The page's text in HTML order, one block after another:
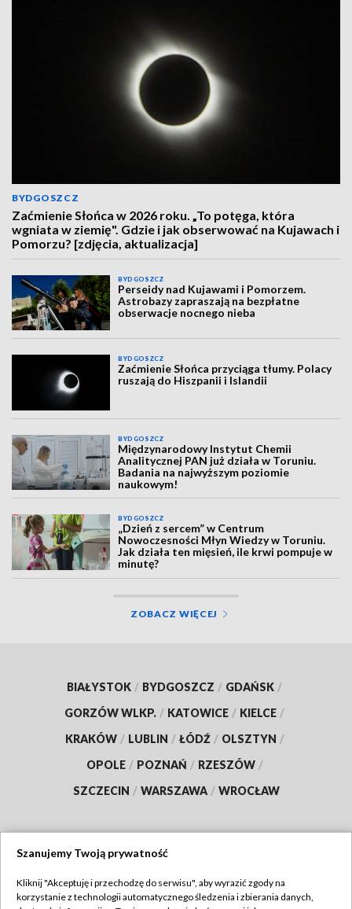
BYDGOSZCZ
Zaćmienie Słońca w 2026 roku. „To potęga, która
wgniata w ziemię". Gdzie i jak obserwować na Kujawach i
Pomorzu? [zdjęcia, aktualizacja]
BYDGOSZCZ
Perseidy nad Kujawami i Pomorzem.
Astrobazy zapraszają na bezpłatne
obserwacje nocnego nieba
BYDGOSZCZ
Zaćmienie Słońca przyciąga tłumy. Polacy
ruszają do Hiszpanii i Islandii
BYDGOSZCZ
Międzynarodowy Instytut Chemii
Analitycznej PAN już działa w Toruniu.
Badania na najwyższym poziomie
naukowym!
BYDGOSZCZ
„Dzień z sercem” w Centrum
Nowoczesności Młyn Wiedzy w Toruniu.
Jak działa ten mięsień, ile krwi pompuje w
minutę?
ZOBACZ WIĘCEJ
BIAŁYSTOK / BYDGOSZCZ / GDAŃSK /
GORZÓW WLKP. / KATOWICE / KIELCE /
KRAKÓW / LUBLIN / ŁÓDŹ / OLSZTYN /
OPOLE / POZNAŃ / RZESZÓW /
SZCZECIN / WARSZAWA / WROCŁAW
TVP
Szanujemy Twoją prywatność
Kliknij "Akceptuję i przechodzę do serwisu", aby wyrazić zgody na
korzystanie z technologii automatycznego śledzenia i zbierania danych,